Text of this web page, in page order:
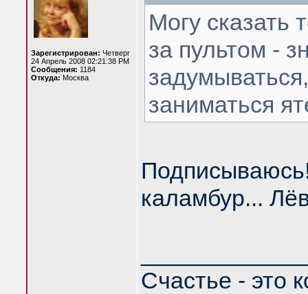
Зарегистрирован: Четверг
24 Апрель 2008 02:21:38 PM
Сообщения: 1184
Откуда: Москва
Могу сказать
за пультом -
заниматься
каламбур...
Счастье - это